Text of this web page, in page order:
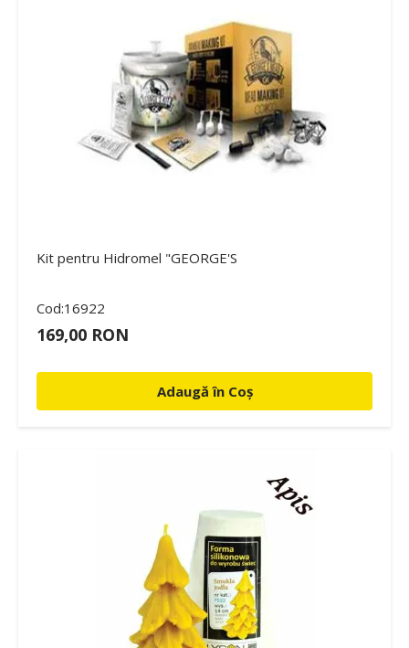
Kit pentru Hidromel "GEORGE'S
Cod:16922
169,00 RON
Adaugă în Coș